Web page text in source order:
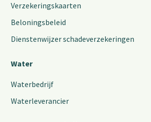
Verzekeringskaarten
Beloningsbeleid
Dienstenwijzer schadeverzekeringen
Water
Waterbedrijf
Waterleverancier